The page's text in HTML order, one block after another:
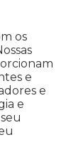
os
e
e
e